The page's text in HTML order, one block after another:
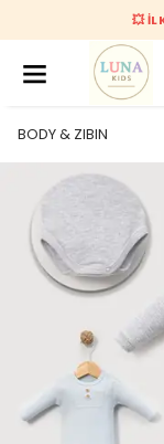
💥
BODY & ZIBIN